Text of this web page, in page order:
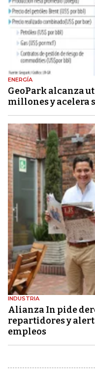
ENERGÍA
GeoPark alcanza
millones y acelera
INDUSTRIA
Alianza In pide
repartidores y
empleos